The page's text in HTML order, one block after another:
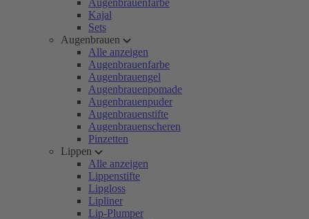
Augenbrauenfarbe
Kajal
Sets
Augenbrauen
Alle anzeigen
Augenbrauenfarbe
Augenbrauengel
Augenbrauenpomade
Augenbrauenpuder
Augenbrauenstifte
Augenbrauenscheren
Pinzetten
Lippen
Alle anzeigen
Lippenstifte
Lipgloss
Lipliner
Lip-Plumper